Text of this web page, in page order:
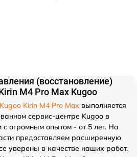
(восстановление)
M4 Pro Max Kugoo
Kirin M4 Pro Max выполняется
сервис-центре Kugoo в
огромным опытом - от 5 лет. На
предоставляем расширенную
уверены в качестве наших работ.